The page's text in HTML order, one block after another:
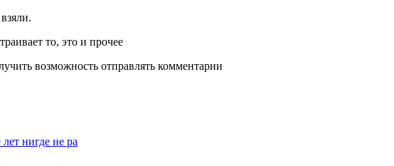
то, это и прочее
возможность отправлять комментарии
нигде не ра